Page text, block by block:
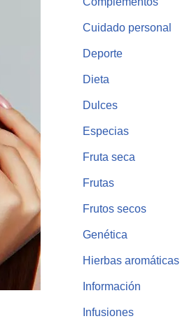
Cuidado personal
Deporte
Dieta
Dulces
Especias
Fruta seca
Frutas
Frutos secos
Genética
Hierbas aromáticas
Información
Infusiones